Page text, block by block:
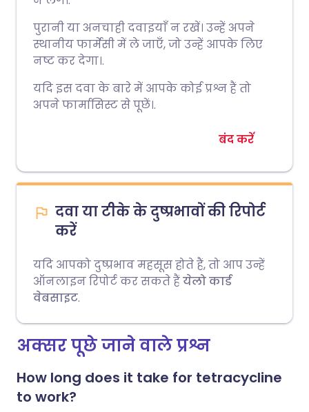
पुरानी या अनचाही दवाइयाँ न रखें। उन्हें अपने
स्थानीय फार्मेसी में ले जाएँ, जो उन्हें आपके लिए
नष्ट कर देगा।.
यदि इस दवा के बारे में आपके कोई प्रश्न हैं तो
अपने फार्मासिस्ट से पूछें।.
बंद करें
दवा या टीके के दुष्प्रभावों की रिपोर्ट
करें
यदि आपको दुष्प्रभाव महसूस होते हैं, तो आप उन्हें
ऑनलाइन रिपोर्ट कर सकते हैंयेलो कार्ड
वेबसाइट.
अक्सर पूछे जाने वाले प्रश्न
How long does it take for tetracycline
to work?